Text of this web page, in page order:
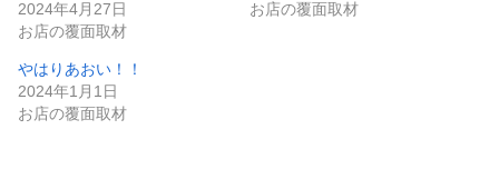
2024年4月27日
お店の覆面取材
お店の覆面取材
やはりあおい！！
2024年1月1日
お店の覆面取材